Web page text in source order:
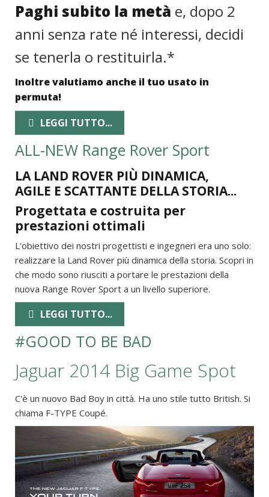
Paghi subito la metà e, dopo 2
anni senza rate né interessi, decidi
se tenerla o restituirla.*
Inoltre valutiamo anche il tuo usato in
permuta!
LEGGI TUTTO...
ALL-NEW Range Rover Sport
LA LAND ROVER PIÙ DINAMICA,
AGILE E SCATTANTE DELLA STORIA...
Progettata e costruita per
prestazioni ottimali
L'obiettivo dei nostri progettisti e ingegneri era uno solo:
realizzare la Land Rover più dinamica della storia. Scopri in
che modo sono riusciti a portare le prestazioni della
nuova Range Rover Sport a un livello superiore.
LEGGI TUTTO...
#GOOD TO BE BAD
Jaguar 2014 Big Game Spot
C'è un nuovo Bad Boy in città. Ha uno stile tutto British. Si
chiama F-TYPE Coupé.